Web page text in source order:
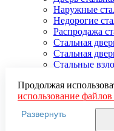
Наружные
Недорогие
Распродажа
Стальная
Стальная
Стальные
Стальные
Стальные
Стальные
Стальные
Продолжая
использование
пользовательских
местоположении,
Развернуть